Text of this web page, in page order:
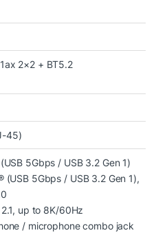
SSD 512GB tốc
hơn đáng kể so với
các tác vụ nặng, chạy đa
hay chơi game đều đạt
2×2 + BT5.2
45)
5Gbps / USB 3.2 Gen 1)
(USB 5Gbps / USB 3.2 Gen 1),
up to 8K/60Hz
/ microphone combo jack